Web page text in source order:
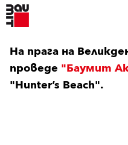
На прага на
проведе "Баумит
"Hunter’s Beach".